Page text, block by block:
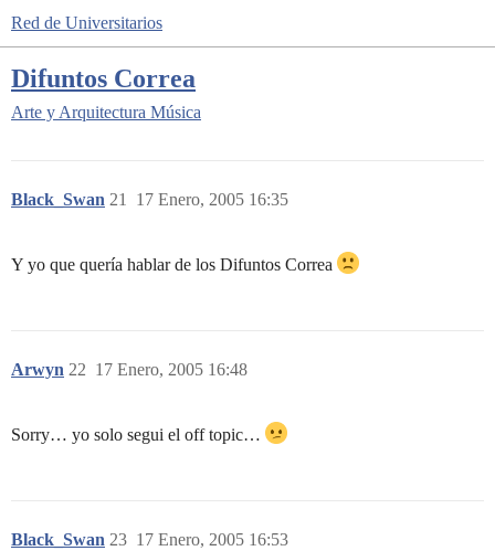
Red de Universitarios
Difuntos Correa
Arte y Arquitectura Música
Black_Swan 17 Enero, 2005 16:35
21
Y yo que quería hablar de los Difuntos Correa
Arwyn 17 Enero, 2005 16:48
22
Sorry… yo solo segui el off topic…
Black_Swan 17 Enero, 2005 16:53
23